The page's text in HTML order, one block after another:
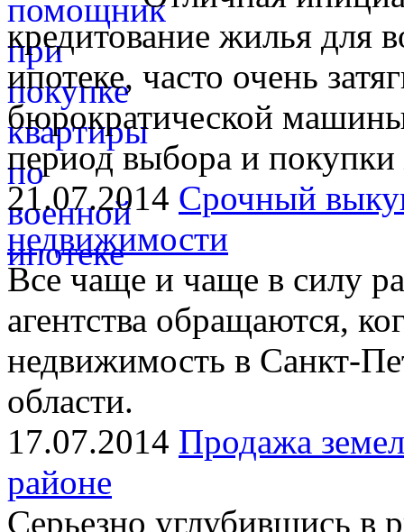
кредитование жилья для
ипотеке, часто очень
бюрократической
период выбора и
21.07.2014 Срочный
недвижимости
Все чаще и чаще в силу
агентства обращаются,
недвижимость в Санкт-
области.
17.07.2014 Продажа
районе
Серьезно углубившись